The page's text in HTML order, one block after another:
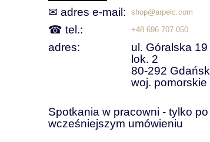
✉ adres e‑mail:
shop@arpelc.com
☎ tel.: +48 696 707 050
adres:
ul. Góralska 19
lok. 2
80-292 Gdańsk
woj. pomorskie
Spotkania w pracowni - tylko po
wcześniejszym umówieniu